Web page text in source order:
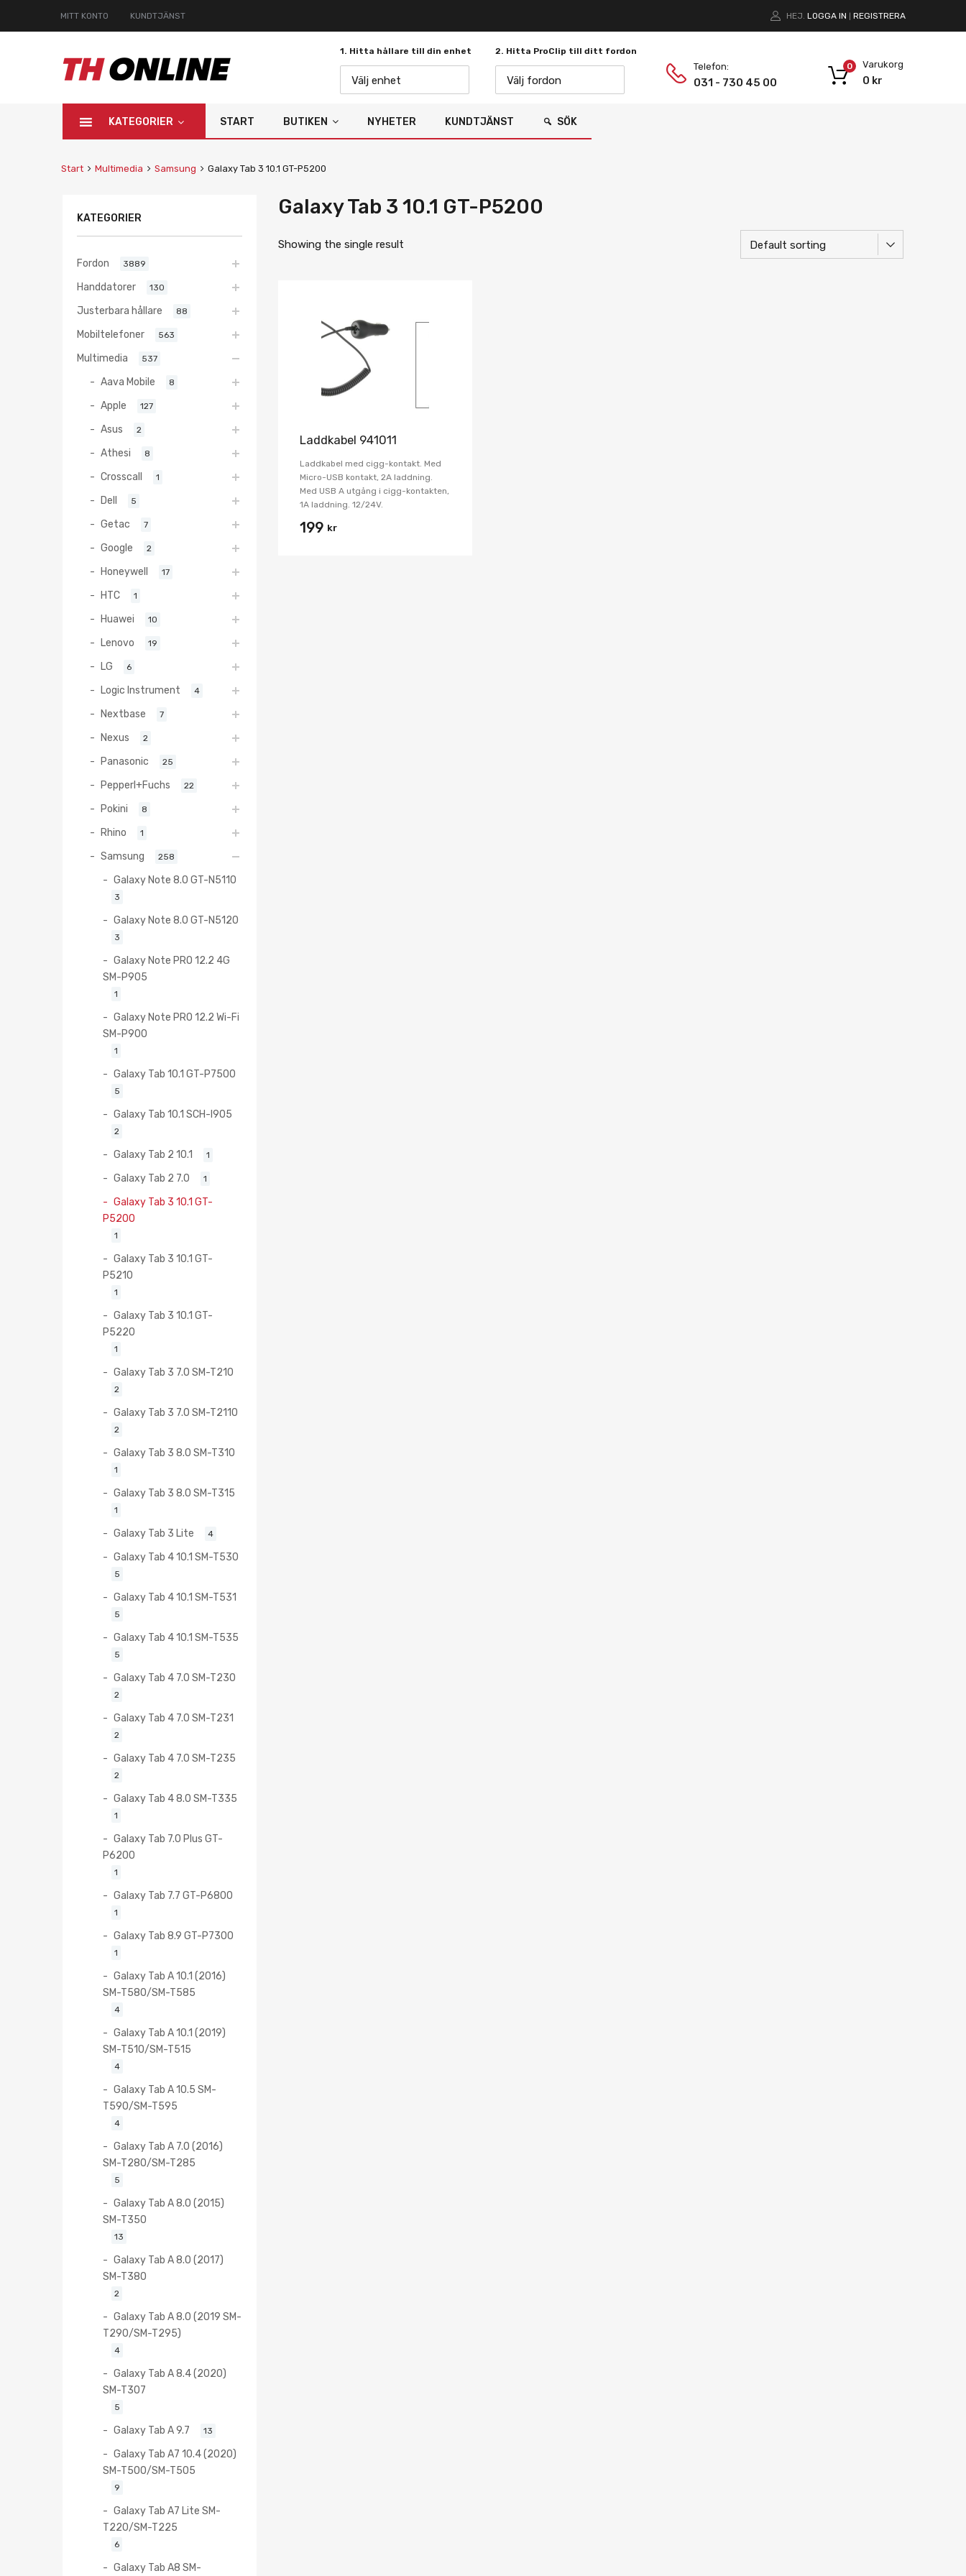
MITT KONTO KUNDTJÄNST HEJ. LOGGA IN REGISTRERA
1. Hitta hållare till din enhet
Välj enhet
2. Hitta ProClip till ditt fordon
Välj fordon
Telefon:
031 - 730 45 00
Varukorg
0 kr
0
KATEGORIER START BUTIKEN NYHETER KUNDTJÄNST SÖK
Start Multimedia Samsung Galaxy Tab 3 10.1 GT-P5200
Galaxy Tab 3 10.1 GT-P5200
Showing the single result
Laddkabel 941011
Laddkabel med cigg-kontakt. Med
Micro-USB kontakt, 2A laddning.
Med USB A utgång i cigg-kontakten,
1A laddning. 12/24V.
199 kr
KATEGORIER
Fordon 3889
Handdatorer 130
Justerbara hållare 88
Mobiltelefoner 563
Multimedia 537
Aava Mobile 8
Apple 127
Asus 2
Athesi 8
Crosscall 1
Dell 5
Getac 7
Google 2
Honeywell 17
HTC 1
Huawei 10
Lenovo 19
LG 6
Logic Instrument 4
Nextbase 7
Nexus 2
Panasonic 25
Pepperl+Fuchs 22
Pokini 8
Rhino 1
Samsung 258
Galaxy Note 8.0 GT-N5110
3
Galaxy Note 8.0 GT-N5120
3
Galaxy Note PRO 12.2 4G
SM-P905
1
Galaxy Note PRO 12.2 Wi-Fi
SM-P900
1
Galaxy Tab 10.1 GT-P7500
5
Galaxy Tab 10.1 SCH-I905
2
Galaxy Tab 2 10.1 1
Galaxy Tab 2 7.0 1
Galaxy Tab 3 10.1 GT-
P5200
1
Galaxy Tab 3 10.1 GT-
P5210
1
Galaxy Tab 3 10.1 GT-
P5220
1
Galaxy Tab 3 7.0 SM-T210
2
Galaxy Tab 3 7.0 SM-T2110
2
Galaxy Tab 3 8.0 SM-T310
1
Galaxy Tab 3 8.0 SM-T315
1
Galaxy Tab 3 Lite 4
Galaxy Tab 4 10.1 SM-T530
5
Galaxy Tab 4 10.1 SM-T531
5
Galaxy Tab 4 10.1 SM-T535
5
Galaxy Tab 4 7.0 SM-T230
2
Galaxy Tab 4 7.0 SM-T231
2
Galaxy Tab 4 7.0 SM-T235
2
Galaxy Tab 4 8.0 SM-T335
1
Galaxy Tab 7.0 Plus GT-
P6200
1
Galaxy Tab 7.7 GT-P6800
1
Galaxy Tab 8.9 GT-P7300
1
Galaxy Tab A 10.1 (2016)
SM-T580/SM-T585
4
Galaxy Tab A 10.1 (2019)
SM-T510/SM-T515
4
Galaxy Tab A 10.5 SM-
T590/SM-T595
4
Galaxy Tab A 7.0 (2016)
SM-T280/SM-T285
5
Galaxy Tab A 8.0 (2015)
SM-T350
13
Galaxy Tab A 8.0 (2017)
SM-T380
2
Galaxy Tab A 8.0 (2019 SM-
T290/SM-T295)
4
Galaxy Tab A 8.4 (2020)
SM-T307
5
Galaxy Tab A 9.7 13
Galaxy Tab A7 10.4 (2020)
SM-T500/SM-T505
9
Galaxy Tab A7 Lite SM-
T220/SM-T225
6
Galaxy Tab A8 SM-